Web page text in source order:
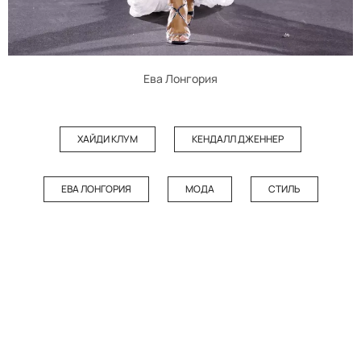
Ева Лонгория
ХАЙДИ КЛУМ КЕНДАЛЛ ДЖЕННЕР
ЕВА ЛОНГОРИЯ МОДА СТИЛЬ